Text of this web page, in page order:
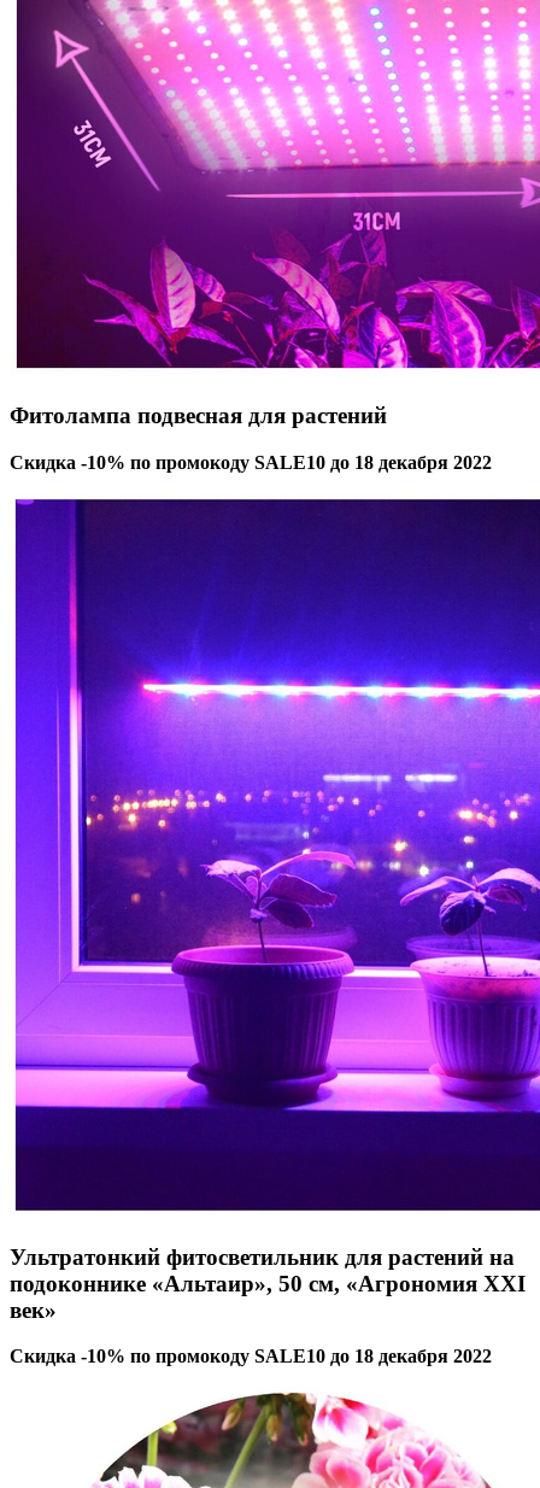
Фитолампа подвесная для растений
Скидка -10% по промокоду SALE10 до 18 декабря 2022
Ультратонкий фитосветильник для растений на
подоконнике «Альтаир», 50 см, «Агрономия XXI
век»
Скидка -10% по промокоду SALE10 до 18 декабря 2022